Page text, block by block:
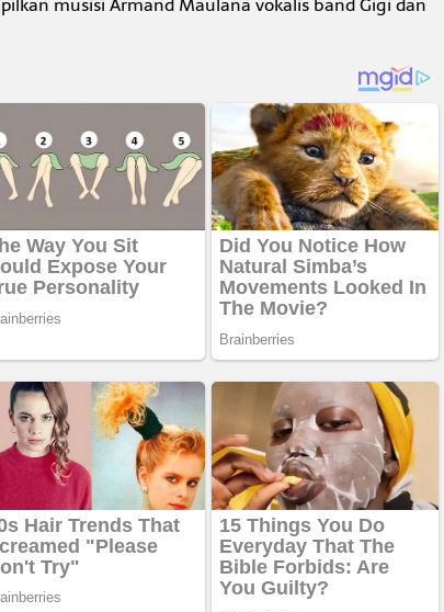
musisi Armand Maulana vokalis band Gigi dan